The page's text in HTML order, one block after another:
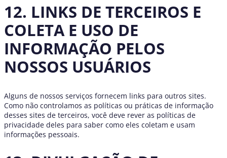
12. LINKS DE TERCEIROS E
COLETA E USO DE
INFORMAÇÃO PELOS
NOSSOS USUÁRIOS
Alguns de nossos serviços fornecem links para outros sites.
Como não controlamos as políticas ou práticas de informação
desses sites de terceiros, você deve rever as políticas de
privacidade deles para saber como eles coletam e usam
informações pessoais.